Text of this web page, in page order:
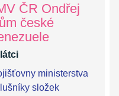
ČR Ondřej
české
ministerstva
složek